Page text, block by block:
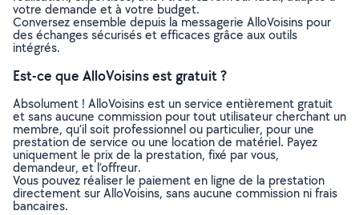
votre demande et à votre budget.
Conversez ensemble depuis la messagerie AlloVoisins pour
des échanges sécurisés et efficaces grâce aux outils
intégrés.
Est-ce que AlloVoisins est gratuit ?
Absolument ! AlloVoisins est un service entièrement gratuit
et sans aucune commission pour tout utilisateur cherchant un
membre, qu’il soit professionnel ou particulier, pour une
prestation de service ou une location de matériel. Payez
uniquement le prix de la prestation, fixé par vous,
demandeur, et l’offreur.
Vous pouvez réaliser le paiement en ligne de la prestation
directement sur AlloVoisins, sans aucune commission ni frais
bancaires.